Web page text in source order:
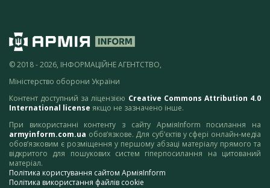
© 2018 - 2026, ІНФОРМАЦІЙНЕ АГЕНТСТВО,
Міністерство оборони України
Контент доступний за ліцензією Creative Commons Attribution 4.0
International license якщо не зазначено інше.
При використанні контенту з сайту АрміяInform посилання на
armyinform.com.ua обов’язкове. Для суб’єктів у сфері онлайн-медіа
обов’язковим є розміщення у першому абзаці матеріалу прямого та
відкритого для пошукових систем гіперпосилання на цитований
матеріал.
Політика користування сайтом АрміяInform
Політика використання файлів cookie